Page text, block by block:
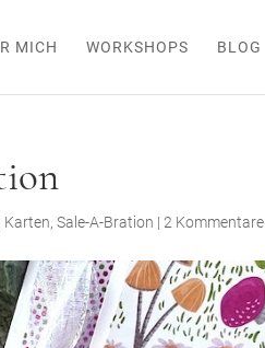
MICH WORKSHOPS BLOG
Karten,Sale-A-Bration | 2 Kommentare